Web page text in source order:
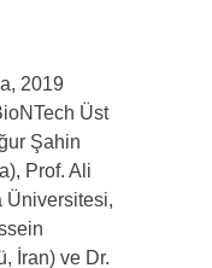
2019
Üst
Şahin
Prof. Ali
Üniversitesi,
İran) ve Dr.